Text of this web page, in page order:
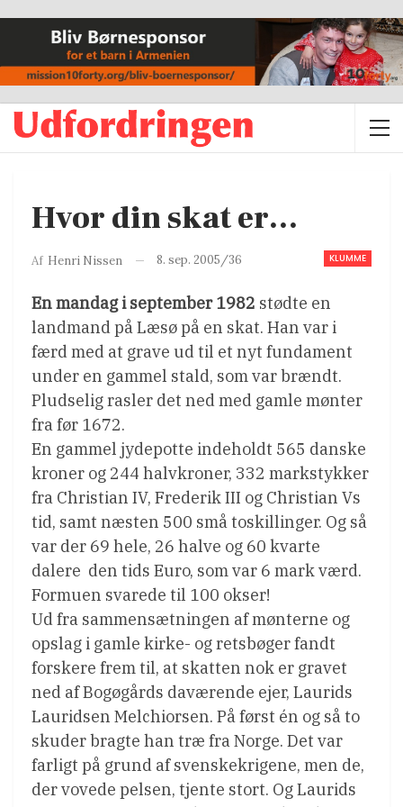
Hvor din skat er…
KLUMME
Af Henri Nissen 8. sep. 2005/36
En mandag i september 1982 stødte en
landmand på Læsø på en skat. Han var i
færd med at grave ud til et nyt fundament
under en gammel stald, som var brændt.
Pludselig rasler det ned med gamle mønter
fra før 1672.
En gammel jydepotte indeholdt 565 danske
kroner og 244 halvkroner, 332 markstykker
fra Christian IV, Frederik III og Christian Vs
tid, samt næsten 500 små toskillinger. Og så
var der 69 hele, 26 halve og 60 kvarte
dalere  den tids Euro, som var 6 mark værd.
Formuen svarede til 100 okser!
Ud fra sammensætningen af mønterne og
opslag i gamle kirke- og retsbøger fandt
forskere frem til, at skatten nok er gravet
ned af Bogøgårds daværende ejer, Laurids
Lauridsen Melchiorsen. På først én og så to
skuder bragte han træ fra Norge. Det var
farligt på grund af svenskekrigene, men de,
der vovede pelsen, tjente stort. Og Laurids